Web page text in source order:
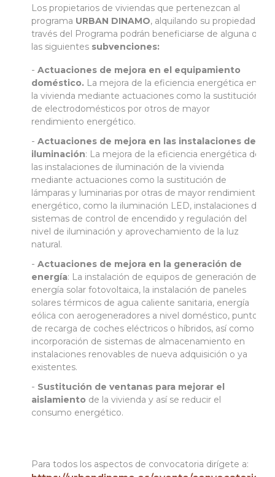
Los propietarios de viviendas que pertenezcan al
programa URBAN DINAMO, alquilando su propiedad a
través del Programa podrán beneficiarse de alguna de
las siguientes subvenciones:
Actuaciones de mejora en el equipamiento
doméstico. La mejora de la eficiencia energética en
la vivienda mediante actuaciones como la sustitución
de electrodomésticos por otros de mayor
rendimiento energético.
Actuaciones de mejora en las instalaciones de
iluminación: La mejora de la eficiencia energética de
las instalaciones de iluminación de la vivienda
mediante actuaciones como la sustitución de
lámparas y luminarias por otras de mayor rendimiento
energético, como la iluminación LED, instalaciones de
sistemas de control de encendido y regulación del
nivel de iluminación y aprovechamiento de la luz
natural.
Actuaciones de mejora en la generación de
energía: La instalación de equipos de generación de
energía solar fotovoltaica, la instalación de paneles
solares térmicos de agua caliente sanitaria, energía
eólica con aerogeneradores a nivel doméstico, punto
de recarga de coches eléctricos o híbridos, así como la
incorporación de sistemas de almacenamiento en
instalaciones renovables de nueva adquisición o ya
existentes.
Sustitución de ventanas para mejorar el
aislamiento de la vivienda y así se reducir el
consumo energético.
Para todos los aspectos de convocatoria dirígete a: